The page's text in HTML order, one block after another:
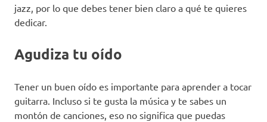
jazz, por lo que debes tener bien claro a qué te quieres
dedicar.
Agudiza tu oído
Tener un buen oído es importante para aprender a tocar
guitarra. Incluso si te gusta la música y te sabes un
montón de canciones, eso no significa que puedas